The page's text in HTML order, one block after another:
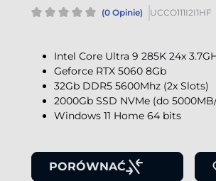
(0 Opinie) UCCO111I2I1HF
Intel Core Ultra 9 285K 24x
Geforce RTX 5060 8Gb
32Gb DDR5 5600Mhz (2x Slots)
2000Gb SSD NVMe (do
Windows 11 Home 64 bits
PORÓWNAĆ